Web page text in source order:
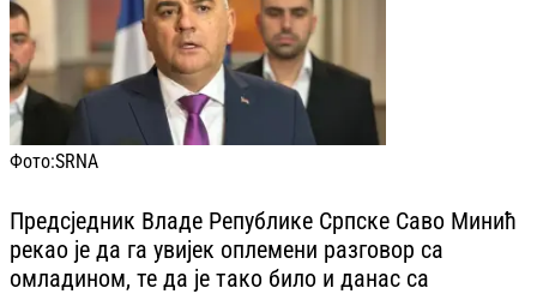
Фото:SRNA
Предсједник Владе Републике Српске Саво Минић
рекао је да га увијек оплемени разговор са
омладином, те да је тако било и данас са